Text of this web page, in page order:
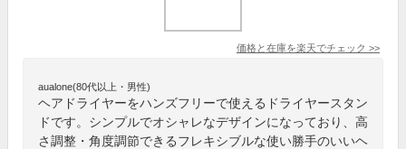
価格と在庫を楽天でチェック >>
aualone(80代以上・男性)
ヘアドライヤーをハンズフリーで使えるドライヤースタン
ドです。シンプルでオシャレなデザインになっており、高
さ調整・角度調節できるフレキシブルな使い勝手のいいヘ